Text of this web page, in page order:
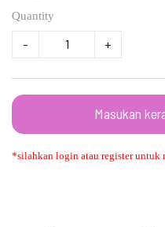
Quantity
- +
Masukan
*silahkan login atau register untuk